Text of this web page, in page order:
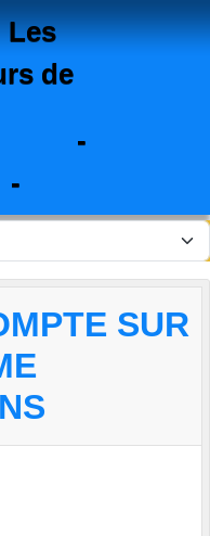
de
- -
-
SUR